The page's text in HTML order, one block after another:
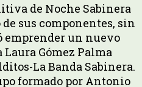
de Noche Sabinera
de sus componentes, sin
emprender un nuevo
Gómez Palma
La Banda Sabinera.
formado por Antonio